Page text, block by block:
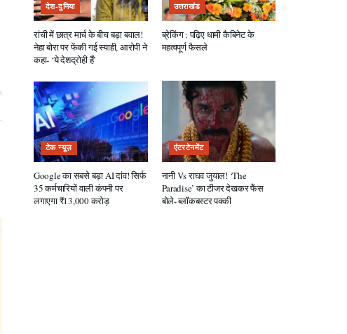
देश-दुनिया
रांची में छात्र मार्च के बीच बड़ा बवाल!
नेहा बोरा पर फेंकी गई स्याही, आरोपी ने
कहा- ‘ये देशद्रोही हैं’
उत्तराखंड
ब्रेकिंग : पढ़िए धामी कैबिनेट के
महत्वपूर्ण फैसले
टेक न्यूज़
Google का सबसे बड़ा AI दांव! सिर्फ
35 कर्मचारियों वाली कंपनी पर
लगाएगा ₹13,000 करोड़
एंटरटेनमेंट
नानी Vs राघव जुयाल! ‘The
Paradise’ का टीजर देखकर फैंस
बोले- ब्लॉकबस्टर पक्की